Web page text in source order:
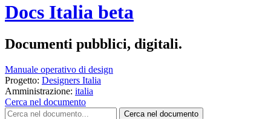
Docs Italia beta
Documenti pubblici, digitali.
Manuale operativo di design
Progetto: Designers Italia
Amministrazione: italia
Cerca nel documento
Cerca nel documento